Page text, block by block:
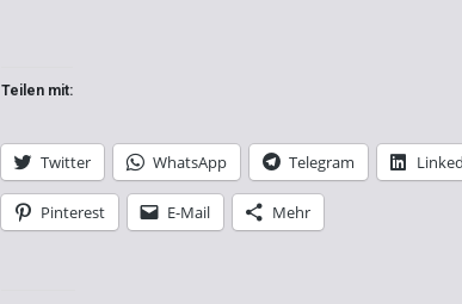
Teilen mit:
Twitter WhatsApp Telegram
Pinterest E-Mail Mehr